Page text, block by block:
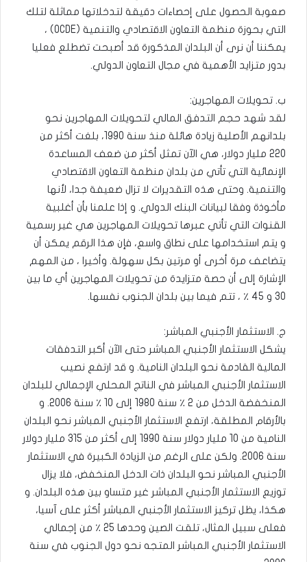
صعوبة الحصول على إحصاءات دقيقة لتدخلاتها مماثلة لتلك
التي بحوزة منظمة التعاون الاقتصادي والتنمية (OCDE) ،
يمكننا أن نرى أن البلدان المذكورة قد أصبحت تضطلع فعليا
بدور متزايد الأهمية في مجال التعاون الدولي.
ب. تحويلات المهاجرين:
لقد شهد حجم التدفق المالي لتحويلات المهاجرين نحو
بلدانهم الأصلية زيادة هائلة منذ سنة 1990، بلغت أكثر من
220 مليار دولار، هي الآن تمثل أكثر من ضعف المساعدة
الإنمائية التي تأتي من بلدان منظمة التعاون الاقتصادي
والتنمية. وحتى هذه التقديرات لا تزال ضعيفة جدا، لأنها
مأخوذة وفقا لبيانات البنك الدولي. و إذا علمنا بأن أغلبية
القنوات التي تأتي عبرها تحويلات المهاجرين هي غير رسمية
و يتم استخدامها على نطاق واسع، فإن هذا الرقم يمكن أن
يتضاعف مرة أخرى أو مرتين بكل سهولة. وأخيرا ، من المهم
الإشارة إلى أن حصة متزايدة من تحويلات المهاجرين أي ما بين
30 و 45 ٪ ، تتم فيما بين بلدان الجنوب نفسها.
ج. الاستثمار الأجنبي المباشر:
يشكل الاستثمار الأجنبي المباشر حتى الآن أكبر التدفقات
المالية القادمة نحو البلدان النامية. و قد ارتفع نصيب
الاستثمار الأجنبي المباشر في الناتج المحلي الإجمالي للبلدان
المنخفضة الدخل من 2 ٪ سنة 1980 إلى 10 ٪ سنة 2006. و
بالأرقام المطلقة، ارتفع الاستثمار الأجنبي المباشر نحو البلدان
النامية من 10 مليار دولار سنة 1990 إلى أكثر من 315 مليار دولار
سنة 2006. ولكن على الرغم من الزيادة الكبيرة في الاستثمار
الأجنبي المباشر نحو البلدان ذات الدخل المنخفض، فلا يزال
توزيع الاستثمار الأجنبي المباشر غير متساو بين هذه البلدان. و
هكذا، يظل تركيز الاستثمار الأجنبي المباشر أكثر على آسيا،
فعلى سبيل المثال، تلقت الصين وحدها 25 ٪ من إجمالي
الاستثمار الأجنبي المباشر المتجه نحو دول الجنوب في سنة